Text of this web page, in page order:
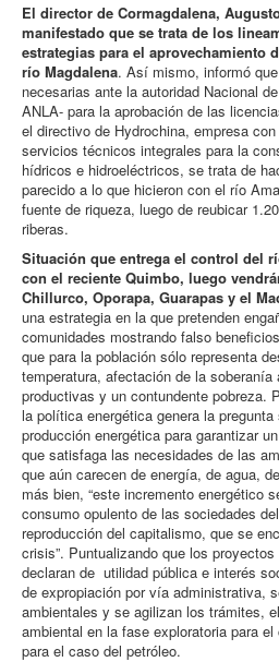
El director de Cormagdalena,
manifestado que se trata de los
estrategias para el aprovechamiento
río Magdalena. Así mismo, informó
necesarias ante la autoridad Nacional
ANLA- para la aprobación de las
el directivo de Hydrochina, empresa
servicios técnicos integrales para la
hídricos e hidroeléctricos, se trata de
parecido a lo que hicieron con el río
fuente de riqueza, luego de reubicar
riberas.
Situación que entrega el control del
con el reciente Quimbo, luego
Chillurco, Oporapa, Guarapas y el
una estrategia en la que pretenden
comunidades mostrando falso
que para la población sólo representa
temperatura, afectación de la
productivas y un contundente pobreza.
la política energética genera la
producción energética para garantizar
que satisfaga las necesidades de las
que aún carecen de energía, de agua,
más bien, “este incremento energético
consumo opulento de las sociedades
reproducción del capitalismo, que se
crisis”. Puntualizando que los
declaran de utilidad pública e interés
de expropiación por vía administrativa,
ambientales y se agilizan los trámites,
ambiental en la fase exploratoria para
para el caso del petróleo.